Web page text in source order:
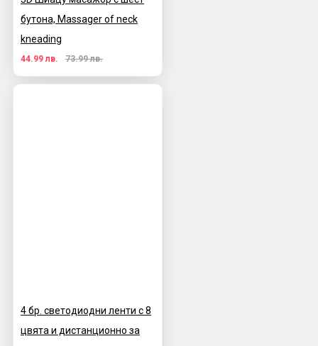
бутона, Massager of neck
kneading
44.99 лв. 73.99 лв.
4 бр. светодиодни ленти с 8
цвята и дистанционно за